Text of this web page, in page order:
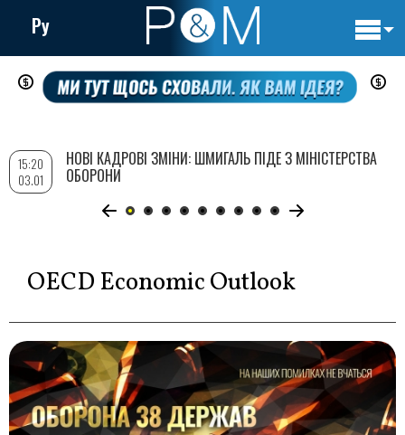
Перейти
до
вмісту
Ру
OECD Economic Outlook
15:20
03.01
НОВІ КАДРОВІ ЗМІНИ: ШМИГАЛЬ ПІДЕ З МІНІСТЕРСТВА
ОБОРОНИ